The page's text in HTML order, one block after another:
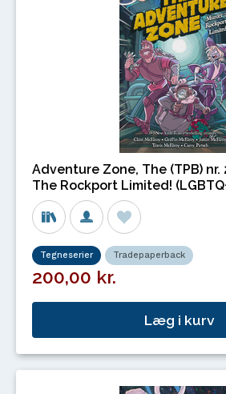
Adventure Zone, The (TPB) nr.
The Rockport Limited!
Tegneserier Tradepaperback
200,00 kr.
Læg i kurv